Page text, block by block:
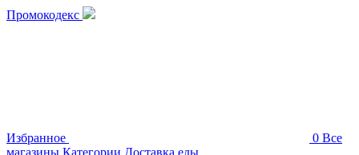
Промокодекс
Избранное 0 Все
магазины Категории Доставка еды